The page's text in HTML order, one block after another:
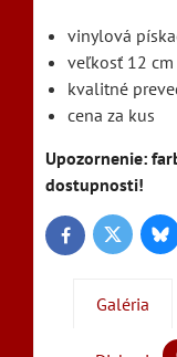
vinylová
veľkosť 12 cm
kvalitné
cena za kus
Upozornenie:
dostupnosti!
FacebookTwitter
Galéria